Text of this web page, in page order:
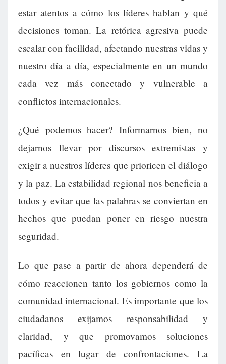
estar atentos a cómo los líderes hablan y qué
decisiones toman. La retórica agresiva puede
escalar con facilidad, afectando nuestras vidas y
nuestro día a día, especialmente en un mundo
cada vez más conectado y vulnerable a
conflictos internacionales.
¿Qué podemos hacer? Informarnos bien, no
dejarnos llevar por discursos extremistas y
exigir a nuestros líderes que prioricen el diálogo
y la paz. La estabilidad regional nos beneficia a
todos y evitar que las palabras se conviertan en
hechos que puedan poner en riesgo nuestra
seguridad.
Lo que pase a partir de ahora dependerá de
cómo reaccionen tanto los gobiernos como la
comunidad internacional. Es importante que los
ciudadanos exijamos responsabilidad y
claridad, y que promovamos soluciones
pacíficas en lugar de confrontaciones. La